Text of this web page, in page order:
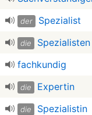
der Spezialist
die Spezialisten
fachkundig
die Expertin
die Spezialistin